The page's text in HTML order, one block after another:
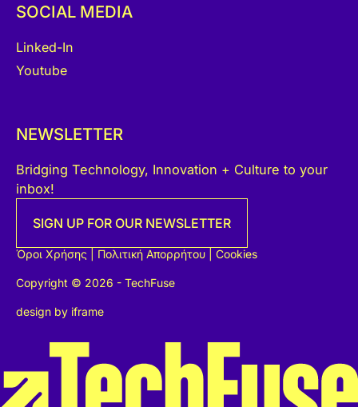
NEWSLETTER
Bridging Technology, Innovation + Culture to your
inbox!
SIGN UP FOR OUR NEWSLETTER
SOCIAL MEDIA
Linked-In
Youtube
Copyright © 2026 - TechFuse
Όροι Χρήσης Πολιτική Απορρήτου Cookies
design by iframe